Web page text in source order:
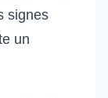
signes
un